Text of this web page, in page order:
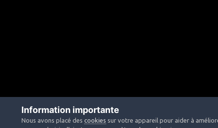
Information importante
Nous avons placé descookies sur votre appareil pour aider à